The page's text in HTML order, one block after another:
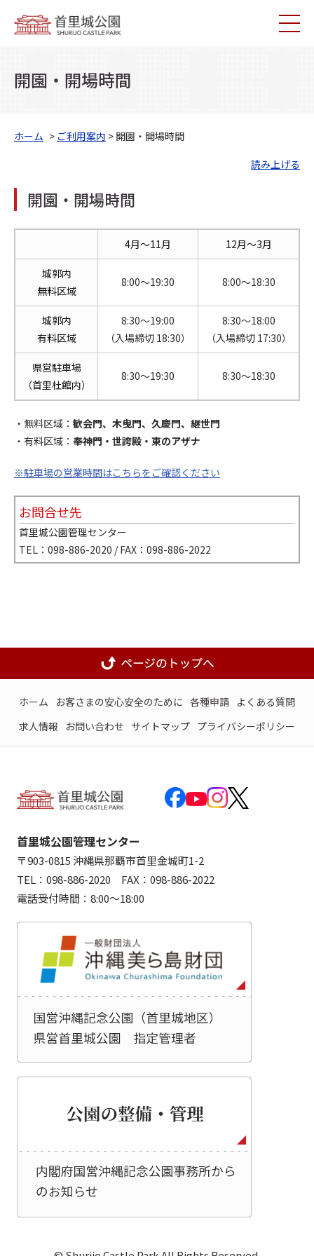
開園・開場時間
ホーム > ご利用案内 > 開園・開場時間
読み上げる
開園・開場時間
4月〜11月 12月〜3月
城郭内
無料区域
8:00～19:30 8:00〜18:30
城郭内
有料区域
8:30〜19:00
（入場締切 18:30）
8:30〜18:00
（入場締切 17:30）
県営駐車場
（首里杜館内）
8:30〜19:30 8:30〜18:30
・無料区域： 歓会門、木曳門、久慶門、継世門
・有料区域： 奉神門・世誇殿・東のアザナ
※駐車場の営業時間はこちらをご確認ください
お問合せ先
首里城公園管理センター
TEL：098-886-2020 / FAX：098-886-2022
ホーム お客さまの安心安全のために 各種申請 よくある質問
求人情報
お問い合わせ サイトマップ プライバシーポリシー
首里城公園管理センター
〒903-0815 沖縄県那覇市首里金城町1-2
TEL：098-886-2020 FAX：098-886-2022
電話受付時間：8:00～18:00